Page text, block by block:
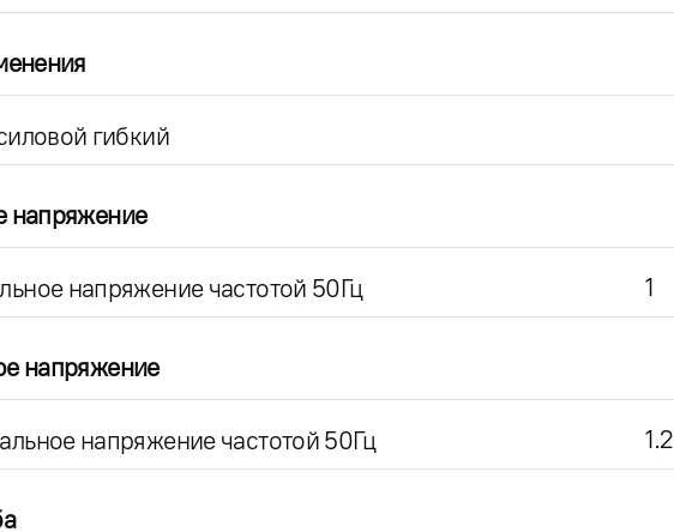
гибкий
напряжение
напряжение частотой 50Гц 1
напряжение
напряжение частотой 50Гц 1.2